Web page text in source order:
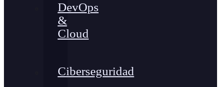
DevOps
&
Cloud
Ciberseguridad